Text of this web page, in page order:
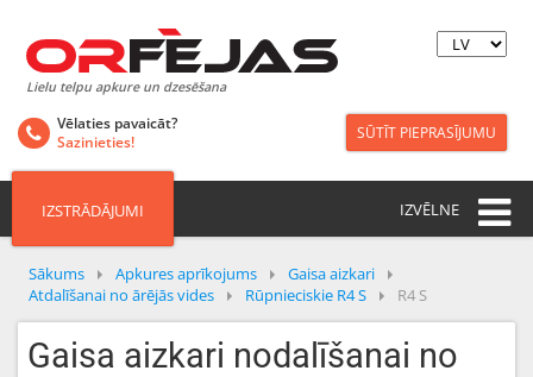
Lielu telpu apkure un dzesēšana
Vēlaties pavaicāt?
Sazinieties!
SŪTĪT PIEPRASĪJUMU
IZSTRĀDĀJUMI IZVĒLNE
Sākums Apkures aprīkojums
Gaisa aizkari
Atdalīšanai no ārējās vides
Rūpnieciskie R4 S R4 S
Gaisa aizkari nodalīšanai no